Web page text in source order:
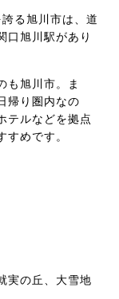
る旭川市は、道
口旭川駅があり
も旭川市。ま
帰り圏内なの
テルなどを拠点
すめです。
実の丘、大雪地